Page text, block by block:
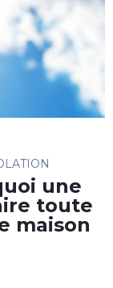
une
toute
maison